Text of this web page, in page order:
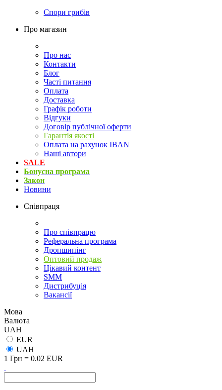
Спори грибів
Про магазин
Про нас
Контакти
Блог
Часті питання
Оплата
Доставка
Графік роботи
Відгуки
Договір публічної оферти
Гарантія якості
Оплата на рахунок IBAN
Наші автори
SALE
Бонусна програма
Закон
Новини
Співпраця
Про співпрацю
Реферальна програма
Дропшипінг
Оптовий продаж
Цікавий контент
SMM
Дистрибуція
Вакансії
Мова
Валюта
UAH
EUR
UAH
1 Грн = 0.02 EUR